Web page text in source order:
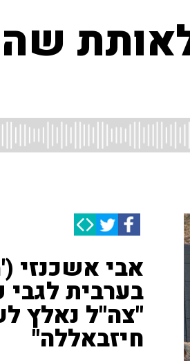
אבי אשכנזי
בערבית לגבי
"צה"ל נאלץ
חיזבאללה"